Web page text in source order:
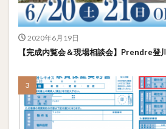
2020年6月19日
【完成内覧会＆現場相談会】Prendre登川